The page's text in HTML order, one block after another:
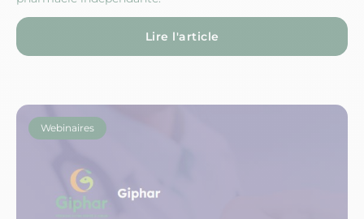
Lire l'article
Webinaires